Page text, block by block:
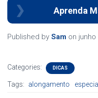
Aprenda
Published by Sam on junho
Categories: DICAS
Tags: alongamento